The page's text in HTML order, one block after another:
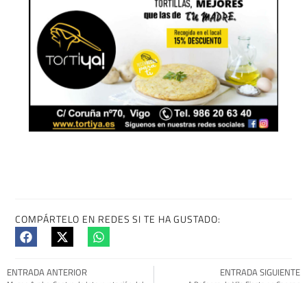
COMPÁRTELO EN REDES SI TE HA GUSTADO:
ENTRADA ANTERIOR ENTRADA SIGUIENTE